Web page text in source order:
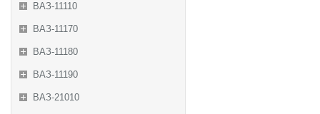
ВАЗ-11110
ВАЗ-11170
ВАЗ-11180
ВАЗ-11190
ВАЗ-21010